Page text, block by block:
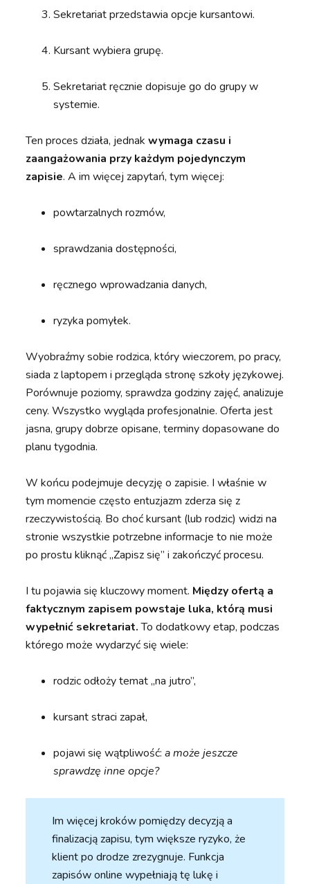
Sekretariat przedstawia opcje kursantowi.
Kursant wybiera grupę.
Sekretariat ręcznie dopisuje go do grupy w
systemie.
Ten proces działa, jednakwymaga czasu i
zaangażowania przy każdym pojedynczym
zapisie. A im więcej zapytań, tym więcej:
powtarzalnych rozmów,
sprawdzania dostępności,
ręcznego wprowadzania danych,
ryzyka pomyłek.
Wyobraźmy sobie rodzica, który wieczorem, po pracy,
siada z laptopem i przegląda stronę szkoły językowej.
Porównuje poziomy, sprawdza godziny zajęć, analizuje
ceny. Wszystko wygląda profesjonalnie. Oferta jest
jasna, grupy dobrze opisane, terminy dopasowane do
planu tygodnia.
W końcu podejmuje decyzję o zapisie. I właśnie w
tym momencie często entuzjazm zderza się z
rzeczywistością. Bo choć kursant (lub rodzic) widzi na
stronie wszystkie potrzebne informacje to nie może
po prostu kliknąć „Zapisz się” i zakończyć procesu.
I tu pojawia się kluczowy moment. Między ofertą a
faktycznym zapisem powstaje luka, którą musi
wypełnić sekretariat.To dodatkowy etap, podczas
którego może wydarzyć się wiele:
rodzic odłoży temat „na jutro”,
kursant straci zapał,
pojawi się wątpliwość:a może jeszcze
sprawdzę inne opcje?
Im więcej kroków pomiędzy decyzją a
finalizacją zapisu, tym większe ryzyko, że
klient po drodze zrezygnuje. Funkcja
zapisów online wypełniają tę lukę i